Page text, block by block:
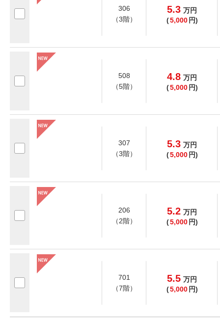
306
（3階）
5.3 万円
(5,000 円)
508
（5階）
4.8 万円
(5,000 円)
307
（3階）
5.3 万円
(5,000 円)
206
（2階）
5.2 万円
(5,000 円)
701
（7階）
5.5 万円
(5,000 円)